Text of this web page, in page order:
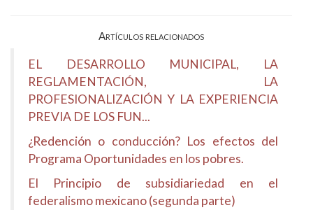
Artículos relacionados
EL DESARROLLO MUNICIPAL, LA
REGLAMENTACIÓN, LA
PROFESIONALIZACIÓN Y LA EXPERIENCIA
PREVIA DE LOS FUN...
¿Redención o conducción? Los efectos del
Programa Oportunidades en los pobres.
El Principio de subsidiariedad en el
federalismo mexicano (segunda parte)